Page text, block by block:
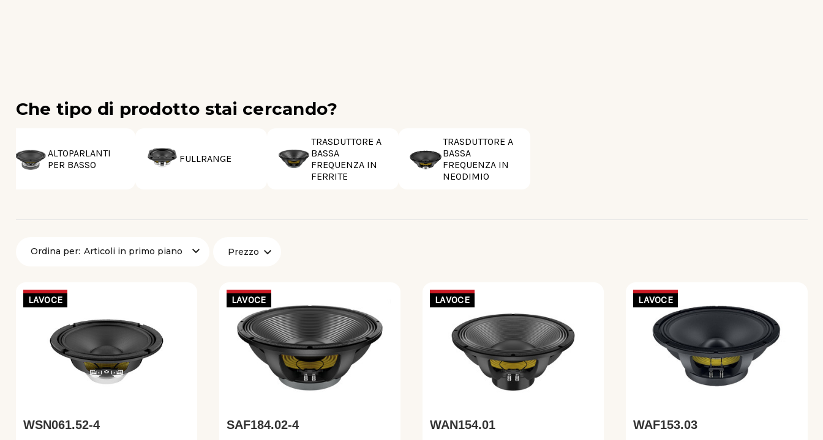
Che tipo di prodotto stai cercando?
ALTOPARLANTI
PER BASSO
FULLRANGE
TRASDUTTORE A
BASSA
FREQUENZA IN
FERRITE
TRASDUTTORE A
BASSA
FREQUENZA IN
NEODIMIO
Ordina per: Prezzo
LAVOCE
WSN061.52-4
LAVOCE
SAF184.02-4
LAVOCE
WAN154.01
LAVOCE
WAF153.03